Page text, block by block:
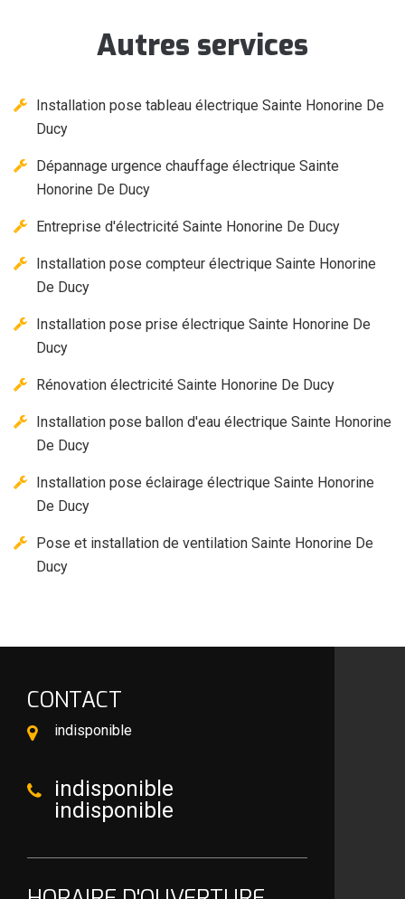
Autres services
Installation pose tableau électrique Sainte Honorine De
Ducy
Dépannage urgence chauffage électrique Sainte
Honorine De Ducy
Entreprise d'électricité Sainte Honorine De Ducy
Installation pose compteur électrique Sainte Honorine
De Ducy
Installation pose prise électrique Sainte Honorine De
Ducy
Rénovation électricité Sainte Honorine De Ducy
Installation pose ballon d'eau électrique Sainte Honorine
De Ducy
Installation pose éclairage électrique Sainte Honorine
De Ducy
Pose et installation de ventilation Sainte Honorine De
Ducy
CONTACT
indisponible
indisponible
indisponible